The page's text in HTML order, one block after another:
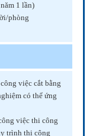
1 lần)
phòng
việc cắt bằng
có thể ứng
việc thi công
trình thi công